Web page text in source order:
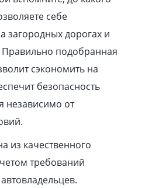
себе
загородных дорогах и
Правильно подобранная
сэкономить на
безопасность
независимо от
из качественного
требований